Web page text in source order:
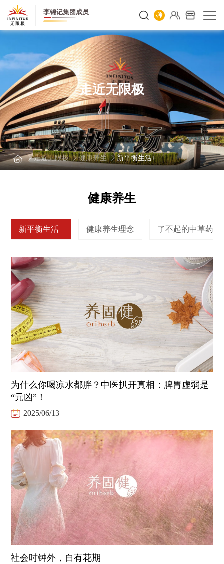
李锦记集团成员
走近无限极
走近无限极 健康养生 新平衡生活+
健康养生
新平衡生活+ 健康养生理念 了不起的中草药
为什么你喝凉水都胖？中医扒开真相：脾胃虚弱是
“元凶”！
2025/06/13
社会时钟外，自有花期